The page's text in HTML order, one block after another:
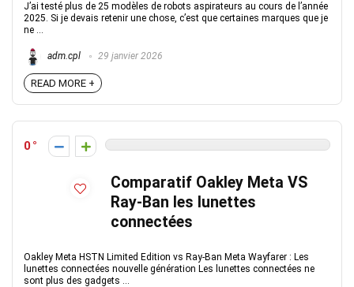
J’ai testé plus de 25 modèles de robots aspirateurs au cours de l’année
2025. Si je devais retenir une chose, c’est que certaines marques que je
ne ...
adm.cpl 29 janvier 2026
READ MORE +
0
Comparatif Oakley Meta VS
Ray-Ban les lunettes
connectées
Oakley Meta HSTN Limited Edition vs Ray-Ban Meta Wayfarer : Les
lunettes connectées nouvelle génération Les lunettes connectées ne
sont plus des gadgets ...